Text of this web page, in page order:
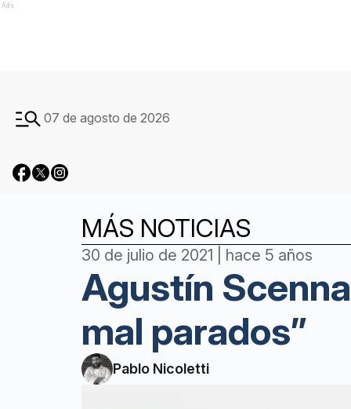
Ads
07 de agosto de 2026
MÁS NOTICIAS
30 de julio de 2021 | hace 5 años
Agustín
mal parados”
Pablo Nicoletti